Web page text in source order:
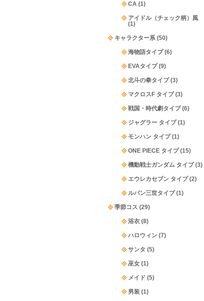
CA (1)
アイドル（チェック柄）風
(1)
キャラクター系 (50)
海物語タイプ(6)
EVAタイプ(9)
北斗の拳タイプ(3)
マクロスF タイプ(3)
戦国・時代劇タイプ(6)
ジャグラー タイプ(1)
モンハン タイプ(1)
ONE PIECE タイプ(15)
機動戦士ガンダム タイプ(3)
エウレカセブン タイプ(2)
ルパン三世タイプ(1)
季節コス (29)
浴衣 (8)
ハロウィン (7)
サンタ (5)
巫女 (1)
メイド (5)
男装 (1)